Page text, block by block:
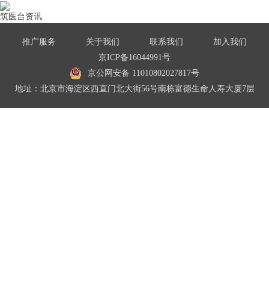
筑医台资讯
推广服务 关于我们 联系我们
加入我们
京ICP备16044991号
京公网安备 11010802027817号
地址：北京市海淀区西直门北大街56号南栋富德生命人寿大厦7层